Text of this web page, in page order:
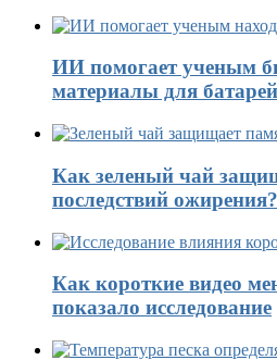
ИИ помогает ученым
материалы для
Как зеленый чай
последствий
Как короткие видео
показало исследование